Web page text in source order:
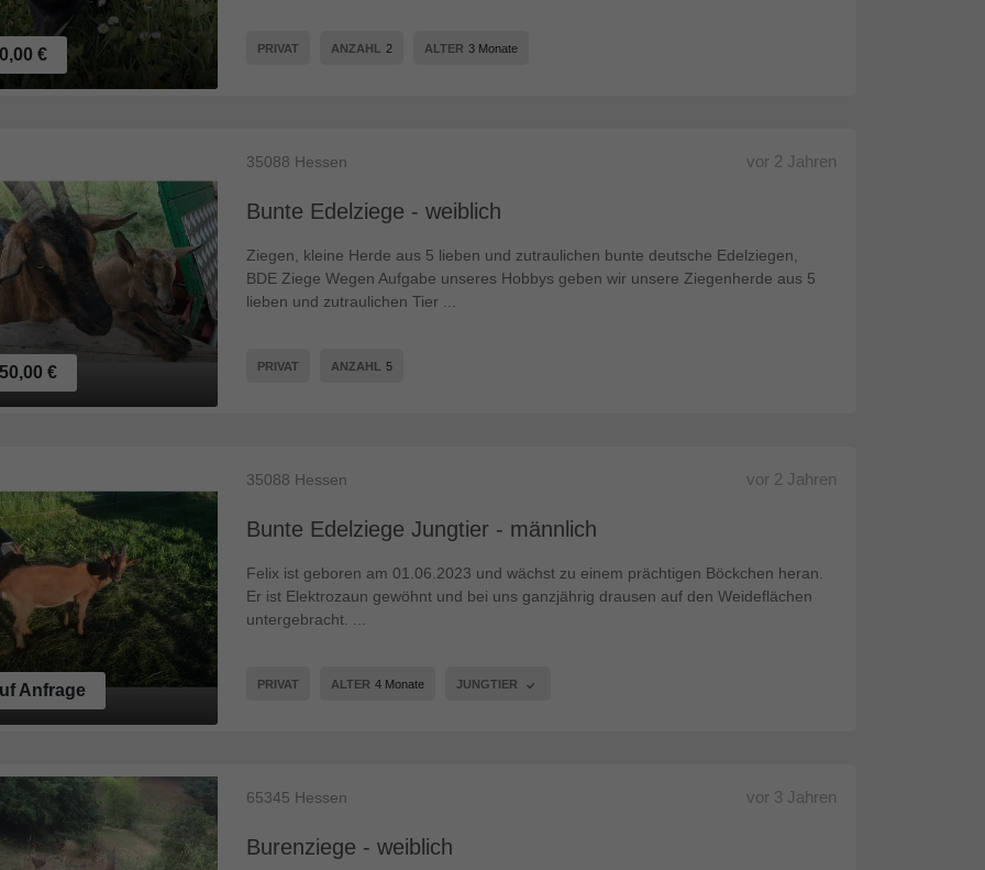
€ PRIVAT ANZAHL 2 ALTER 3 Monate
Bunte Edelziege - weiblich
35088 Hessen
€
vor 2 Jahren
Ziegen, kleine Herde aus 5 lieben und zutraulichen bunte deutsche Edelziegen,
BDE Ziege Wegen Aufgabe unseres Hobbys geben wir unsere Ziegenherde aus 5
lieben und zutraulichen Tier ...
PRIVAT ANZAHL 5
Bunte Edelziege Jungtier - männlich
35088 Hessen
Anfrage
vor 2 Jahren
Felix ist geboren am 01.06.2023 und wächst zu einem prächtigen Böckchen heran.
Er ist Elektrozaun gewöhnt und bei uns ganzjährig drausen auf den Weideflächen
untergebracht. ...
PRIVAT ALTER 4 Monate JUNGTIER
Burenziege - weiblich
65345 Hessen vor 3 Jahren